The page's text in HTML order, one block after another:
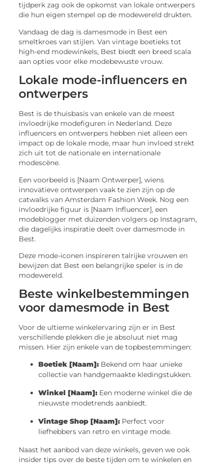
tijdperk zag ook de opkomst van lokale ontwerpers
die hun eigen stempel op de modewereld drukten.
Vandaag de dag is damesmode in Best een
smeltkroes van stijlen. Van vintage boetieks tot
high-end modewinkels, Best biedt een breed scala
aan opties voor elke modebewuste vrouw.
Lokale mode-influencers en
ontwerpers
Best is de thuisbasis van enkele van de meest
invloedrijke modefiguren in Nederland. Deze
influencers en ontwerpers hebben niet alleen een
impact op de lokale mode, maar hun invloed strekt
zich uit tot de nationale en internationale
modescène.
Een voorbeeld is [Naam Ontwerper], wiens
innovatieve ontwerpen vaak te zien zijn op de
catwalks van Amsterdam Fashion Week. Nog een
invloedrijke figuur is [Naam Influencer], een
modeblogger met duizenden volgers op Instagram,
die dagelijks inspiratie deelt over damesmode in
Best.
Deze mode-iconen inspireren talrijke vrouwen en
bewijzen dat Best een belangrijke speler is in de
modewereld.
Beste winkelbestemmingen
voor damesmode in Best
Voor de ultieme winkelervaring zijn er in Best
verschillende plekken die je absoluut niet mag
missen. Hier zijn enkele van de topbestemmingen:
Boetiek [Naam]: Bekend om haar unieke
collectie van handgemaakte kledingstukken.
Winkel [Naam]: Een moderne winkel die de
nieuwste modetrends aanbiedt.
Vintage Shop [Naam]: Perfect voor
liefhebbers van retro en vintage mode.
Naast het aanbod van deze winkels, geven we ook
insider tips over de beste tijden om te winkelen en